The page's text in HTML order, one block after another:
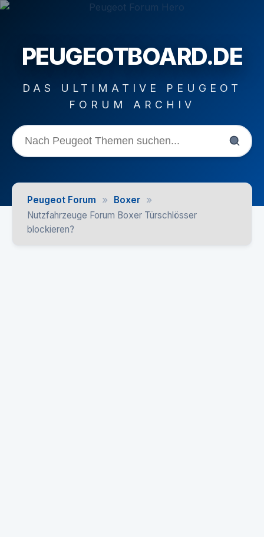
PEUGEOTBOARD.DE
DAS ULTIMATIVE PEUGEOT
FORUM ARCHIV
Peugeot Forum » Boxer »
Nutzfahrzeuge Forum Boxer Türschlösser
blockieren?